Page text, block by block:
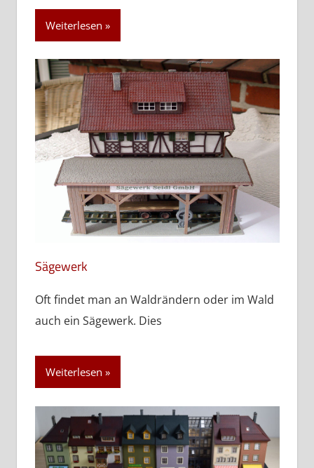
Weiterlesen
Sägewerk
Oft findet man an Waldrändern oder im Wald
auch ein Sägewerk. Dies
Weiterlesen